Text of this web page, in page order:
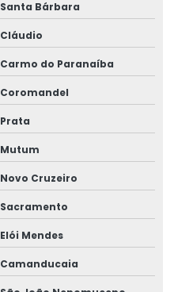
Santa Bárbara
Cláudio
Carmo do Paranaíba
Coromandel
Prata
Mutum
Novo Cruzeiro
Sacramento
Elói Mendes
Camanducaia